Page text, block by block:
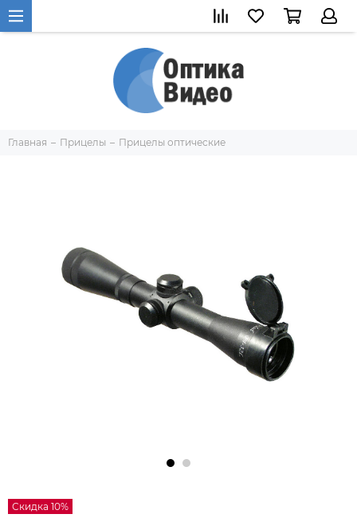
Главная Прицелы Прицелы оптические
Скидка 10%